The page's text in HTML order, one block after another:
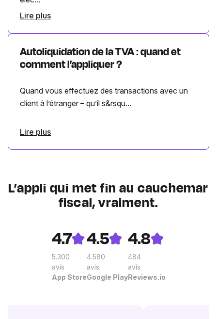
Lire plus
Autoliquidation de la TVA : quand et
comment l’appliquer ?
Quand vous effectuez des transactions avec un
client à l’étranger – qu’il s&rsqu...
Lire plus
L’appli qui met fin au cauchemar
fiscal, vraiment.
4.7
5.300
avis
App Store
4.5
4.580
avis
Google Play
4.8
484
avis
Reviews.io